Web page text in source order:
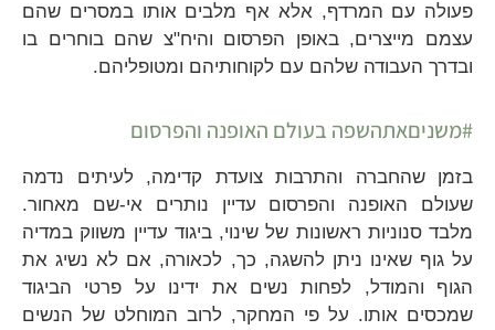
פעולה עם המרדף, אלא אף מלבים אותו במסרים שהם
עצמם מייצרים, באופן הפרסום והיח"צ שהם בוחרים בו
ובדרך העבודה שלהם עם לקוחותיהם ומטופליהם.
#משניםאתהשפה בעולם האופנה והפרסום
בזמן שהחברה והתרבות צועדת קדימה, לעיתים נדמה
שעולם האופנה והפרסום עדיין נותרים אי-שם מאחור.
מלבד סנוניות ראשונות של שינוי, ביגוד עדיין משווק במדיה
על גוף שאינו ניתן להשגה, כך, לכאורה, אם לא נשיג את
הגוף והמודל, לפחות נשים את ידינו על פרטי הביגוד
שמכסים אותו. על פי המחקר, לרוב המוחלט של הנשים